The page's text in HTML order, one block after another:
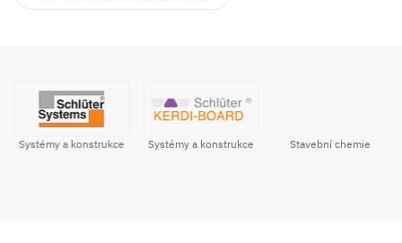
Systémy a konstrukce Systémy a konstrukce Stavební chemie